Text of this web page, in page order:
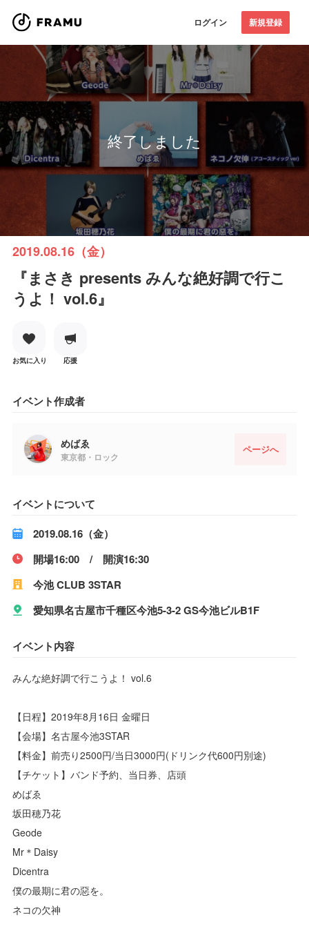
ログイン 新規登録
終了しました
2019.08.16（金）
『まさき presents みんな絶好調で行こ
うよ！ vol.6』
お気に入り 応援
イベント作成者
めばゑ
東京都・ロック
ページへ
イベントについて
2019.08.16（金）
開場16:00 / 開演16:30
今池 CLUB 3STAR
愛知県名古屋市千種区今池5-3-2 GS今池ビルB1F
イベント内容
みんな絶好調で行こうよ！ vol.6
【日程】2019年8月16日 金曜日
【会場】名古屋今池3STAR
【料金】前売り2500円/当日3000円(ドリンク代600円別途)
【チケット】バンド予約、当日券、店頭
めばゑ
坂田穂乃花
Geode
Mr＊Daisy
Dicentra
僕の最期に君の惡を。
ネコの欠神